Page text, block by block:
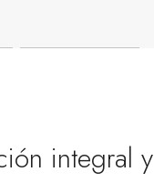
integral